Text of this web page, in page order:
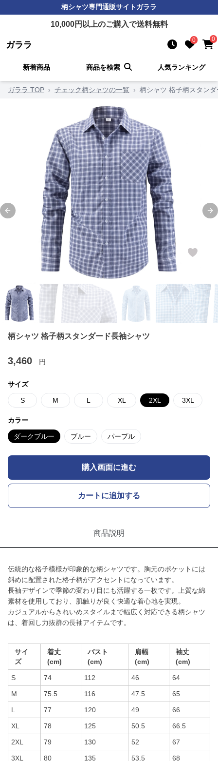
柄シャツ専門通販サイトガララ
10,000円以上のご購入で送料無料
ガララ 0 0
新着商品 商品を検索 人気ランキング
ガララ TOP › チェック柄シャツの一覧 › 柄シャツ 格子柄スタン
Previous slide
柄シャツ 格子柄スタンダード長袖シャツ
3,460 円
サイズ
S M L XL 2XL 3XL
カラー
ダークブルー ブルー パープル
購入画面に進む
カートに追加する
商品説明
伝統的な格子模様が印象的な柄シャツです。胸元のポケットには
斜めに配置された格子柄がアクセントになっています。
長袖デザインで季節の変わり目にも活躍する一枚です。上質な綿
素材を使用しており、肌触りが良く快適な着心地を実現。
カジュアルからきれいめスタイルまで幅広く対応できる柄シャツ
は、着回し力抜群の長袖アイテムです。
サイ
ズ
着丈
(cm)
バスト
(cm)
肩幅
(cm)
袖丈
(cm)
S 74 112 46 64
M 75.5 116 47.5 65
L 77 120 49 66
XL 78 125 50.5 66.5
2XL 79 130 52 67
3XL 80 135 53.5 68